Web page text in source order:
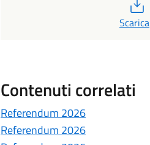
Scarica
Contenuti correlati
Referendum 2026
Referendum 2026